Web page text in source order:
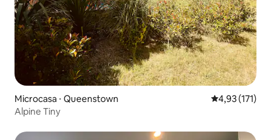
Microcasa ⋅ Queenstown 4,93 de uma
4,93 (171)
Alpine Tiny